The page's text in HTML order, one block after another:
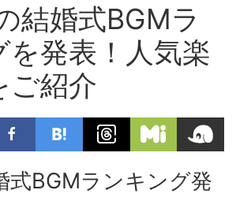
結婚式BGMラ
を発表！人気楽
ご紹介
式BGMランキング発